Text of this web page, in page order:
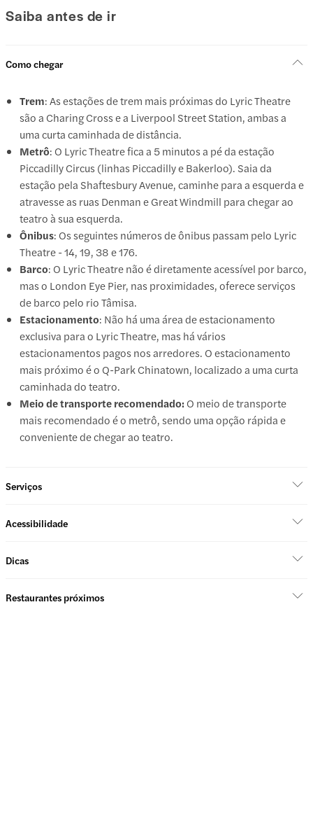
Saiba antes de ir
Como chegar
Trem: As estações de trem mais próximas do Lyric Theatre
são a Charing Cross e a Liverpool Street Station, ambas a
uma curta caminhada de distância.
Metrô: O Lyric Theatre fica a 5 minutos a pé da estação
Piccadilly Circus (linhas Piccadilly e Bakerloo). Saia da
estação pela Shaftesbury Avenue, caminhe para a esquerda e
atravesse as ruas Denman e Great Windmill para chegar ao
teatro à sua esquerda.
Ônibus: Os seguintes números de ônibus passam pelo Lyric
Theatre - 14, 19, 38 e 176.
Barco: O Lyric Theatre não é diretamente acessível por barco,
mas o London Eye Pier, nas proximidades, oferece serviços
de barco pelo rio Tâmisa.
Estacionamento: Não há uma área de estacionamento
exclusiva para o Lyric Theatre, mas há vários
estacionamentos pagos nos arredores. O estacionamento
mais próximo é o Q-Park Chinatown, localizado a uma curta
caminhada do teatro.
Meio de transporte recomendado: O meio de transporte
mais recomendado é o metrô, sendo uma opção rápida e
conveniente de chegar ao teatro.
Serviços
Acessibilidade
Dicas
Restaurantes próximos